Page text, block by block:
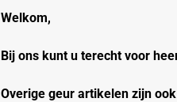
Welkom,
Bij ons kunt u terecht voor
Overige geur artikelen zijn